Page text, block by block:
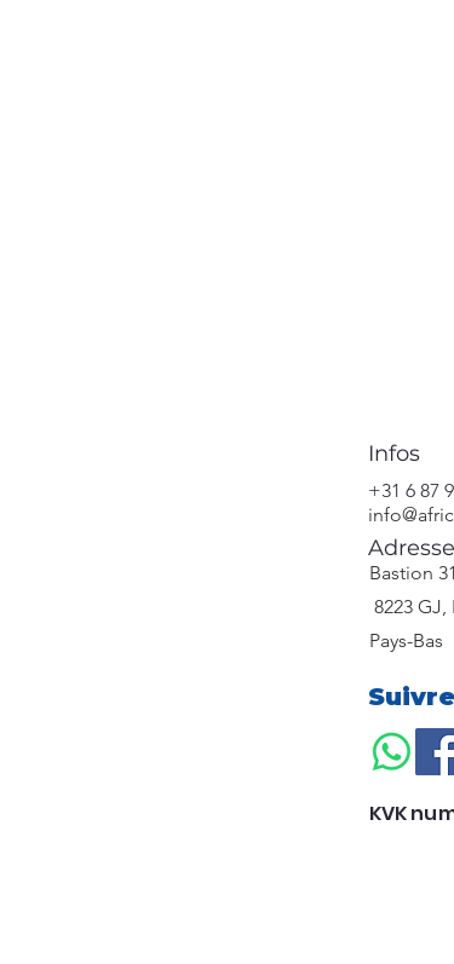
Infos
+31 6 87
Adresse
​Bastion 31
8223 GJ,
Pays-Bas
Suivre
KVK